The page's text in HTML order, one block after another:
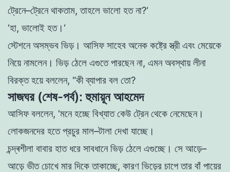
ট্রেনে–ট্রেনেথাকতাম,তাহলে ভালাে হতনা?‘
‘হা, ভালােই হত। ‘
স্টেশনেঅসম্ভব ভিড়। আসিফসাহেব অনেক কষ্ট্রে স্ত্রী এবং মেয়েকে
নিয়েনামলেন। ভিড়ঠেলে এগুতেপারছেননা, এমনঅবস্থায়লীনা
বিরক্তহয়েবললেন, “কীব্যাপার বল তাে?
সাজঘর (শেষ-পর্ব): হুমায়ূন আহমেদ
আসিফবললেন, ‘মনেহচ্ছেবিখ্যাতকেউট্রেনথেকে নেমেছেন।
লােকজনদের হতেপ্রচুর মাল–টালা দেখা যাচ্ছে।
চন্দ্ৰশীলা বাবার হাতধরে সাবধানে ভিড় ঠেলে এগুচ্ছে। সে আড়ে–
আড়েভীতচোখে মার দিকে তাকাচ্ছে, কারণ ভিড়ের চাপেতার বাঁ পায়ের